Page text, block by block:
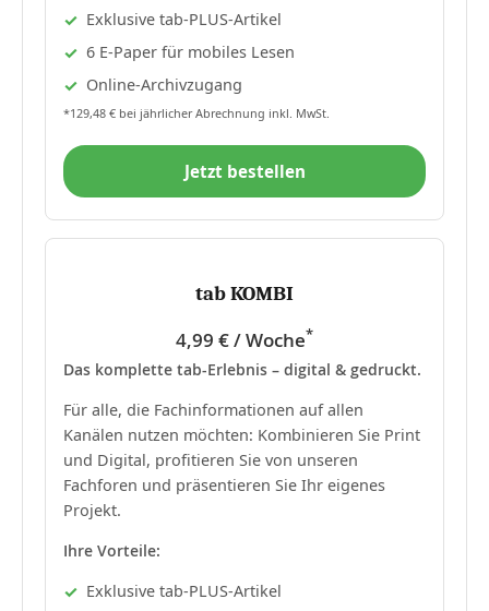
Exklusive tab-PLUS-Artikel
6 E-Paper für mobiles Lesen
Online-Archivzugang
*129,48 € bei jährlicher Abrechnung inkl. MwSt.
Jetzt bestellen
tab KOMBI
4,99 € / Woche*
Das komplette tab-Erlebnis – digital & gedruckt.
Für alle, die Fachinformationen auf allen
Kanälen nutzen möchten: Kombinieren Sie Print
und Digital, profitieren Sie von unseren
Fachforen und präsentieren Sie Ihr eigenes
Projekt.
Ihre Vorteile:
Exklusive tab-PLUS-Artikel